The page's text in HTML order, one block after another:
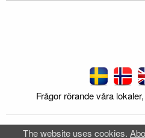
Glemmingebro
Köpingebro Fritidsgård
Köpingebro Fritidsgård/
Köpingebro Fritidsgård/
Köpingebro Konstrgräs/
Frågor rörande våra
FRI Webb-
The website uses cookies.